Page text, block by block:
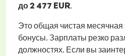
до2 477 EUR.
Это общая чистая месячная
бонусы. Зарплаты резко
должностях. Если вы